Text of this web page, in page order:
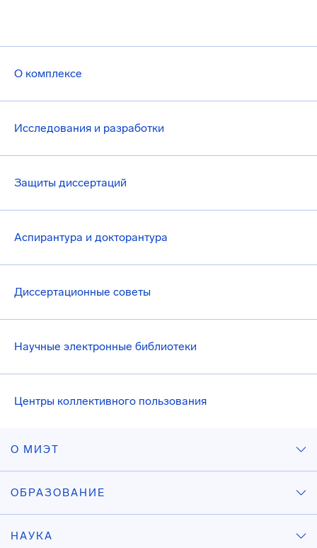
О комплексе
Исследования и разработки
Защиты диссертаций
Аспирантура и докторантура
Диссертационные советы
Научные электронные библиотеки
Центры коллективного пользования
О МИЭТ
ОБРАЗОВАНИЕ
НАУКА